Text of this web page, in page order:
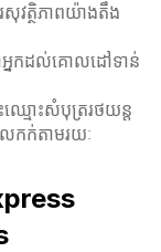
សុវត្ថិភាពយ៉ាងតឹង
នកដល់គោលដៅទាន់
ឈ្មោះសំបុត្ររថយន្ត
ក់តាមរយៈ